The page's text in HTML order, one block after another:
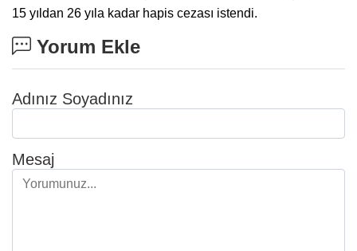
15 yıldan 26 yıla kadar hapis cezası istendi.
Yorum Ekle
Adınız Soyadınız
Mesaj